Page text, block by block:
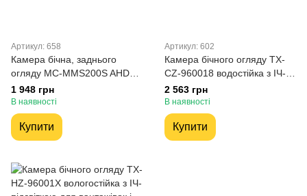
Артикул: 658
Камера бічна, заднього
огляду MC-MMS200S AHD
1080p вологостійка з ІЧ-
підсвіткою для вантажівок і
фур
1 948 грн
В наявності
Купити
Артикул: 602
Камера бічного огляду TX-
CZ-960018 водостійка з ІЧ-
підсвіткою для вантажівок і
фур
2 563 грн
В наявності
Купити